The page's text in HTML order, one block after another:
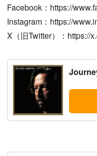
Facebook：https://
Instagram：https://
X（旧Twitter）：https://